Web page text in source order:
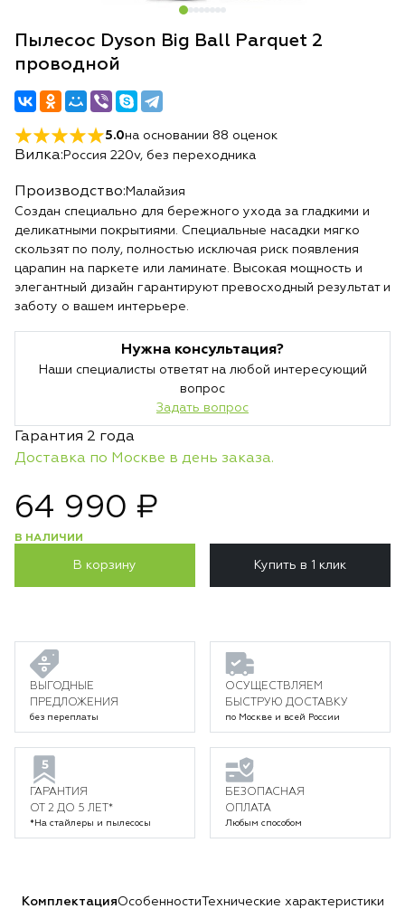
Пылесос Dyson Big Ball Parquet 2
проводной
5.0на основании 88 оценок
Вилка: Россия 220v, без переходника
Производство: Малайзия
Создан специально для бережного ухода за гладкими и
деликатными покрытиями. Специальные насадки мягко
скользят по полу, полностью исключая риск появления
царапин на паркете или ламинате. Высокая мощность и
элегантный дизайн гарантируют превосходный результат и
заботу о вашем интерьере.
Нужна консультация?
Наши специалисты ответят на любой интересующий
вопрос
Задать вопрос
Гарантия 2 года
Доставка по Москве в день заказа.
64 990 ₽
В НАЛИЧИИ
В корзину Купить в 1 клик
ВЫГОДНЫЕ
ПРЕДЛОЖЕНИЯ
без переплаты
ОСУЩЕСТВЛЯЕМ
БЫСТРУЮ ДОСТАВКУ
по Москве и всей России
ГАРАНТИЯ
ОТ 2 ДО 5 ЛЕТ*
*На стайлеры и пылесосы
БЕЗОПАСНАЯ
ОПЛАТА
Любым способом
КомплектацияОсобенности Технические характеристики